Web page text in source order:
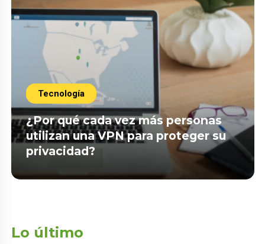
Tecnología
¿Por qué cada vez más personas
utilizan una VPN para proteger su
privacidad?
Lo último